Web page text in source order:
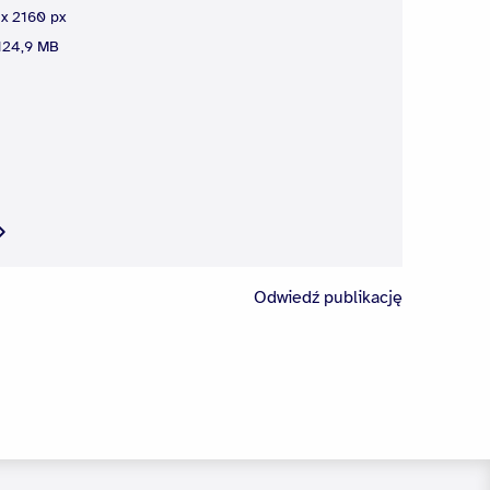
2160 px
MB
Odwiedź publikację